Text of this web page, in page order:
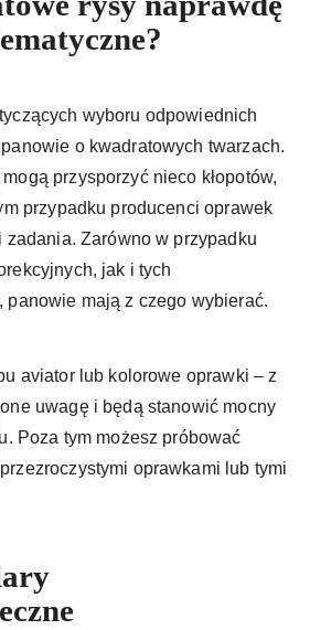
wyboru odpowiednich
o kwadratowych twarzach.
przysporzyć nieco kłopotów,
przypadku producenci oprawek
Zarówno w przypadku
jak i tych
panowie mają z czego wybierać.
aviator lub kolorowe oprawki – z
uwagę i będą stanowić mocny
Poza tym możesz próbować
oprawkami lub tymi